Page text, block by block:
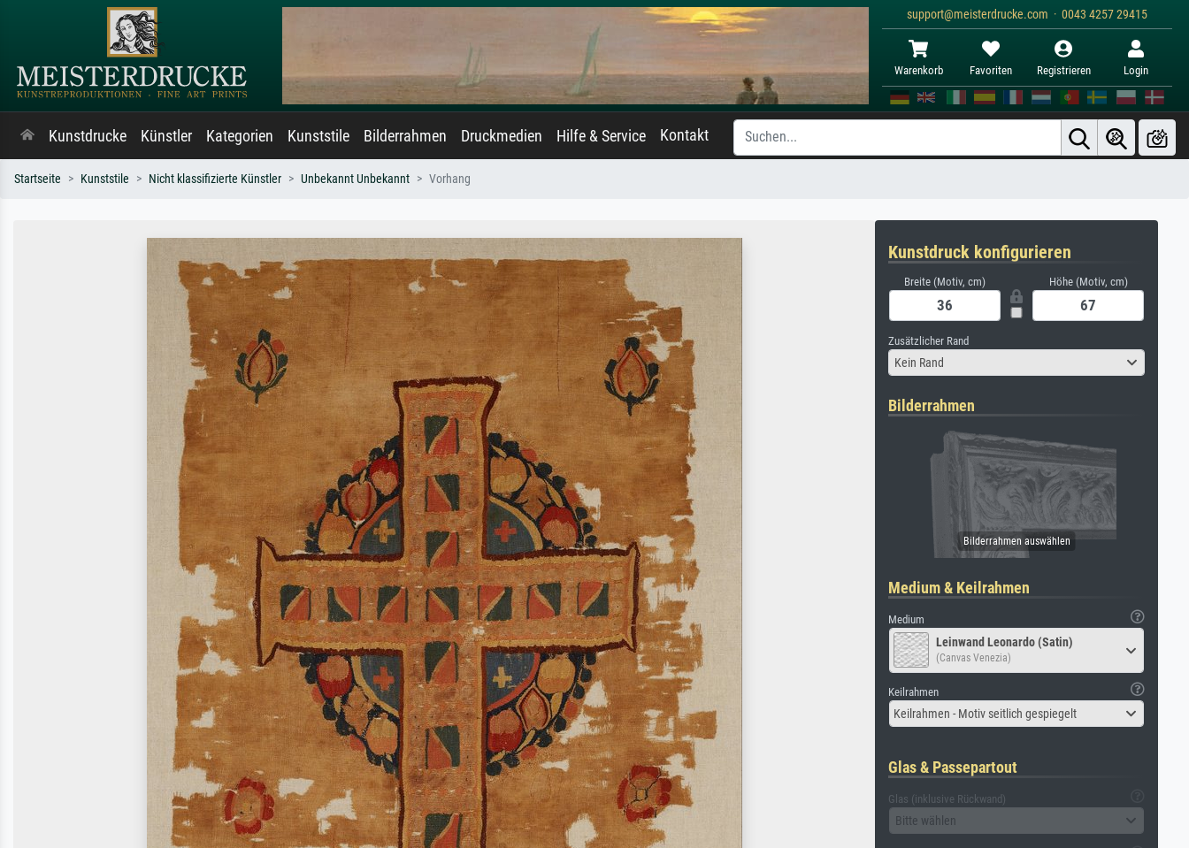
support@meisterdrucke.com · 0043 4257 29415
Warenkorb Favoriten Registrieren Login
Kunstdrucke Künstler Kategorien Kunststile Bilderrahmen Druckmedien Hilfe & Service Kontakt
Startseite Kunststile Nicht klassifizierte Künstler Unbekannt Unbekannt Vorhang
Kunstdruck konfigurieren
Breite (Motiv, cm) Höhe (Motiv, cm)
Zusätzlicher Rand
Kein Rand
Bilderrahmen
Medium & Keilrahmen
Medium
Leinwand Leonardo (Satin)
(Canvas Venezia)
Keilrahmen
Keilrahmen - Motiv seitlich gespiegelt
Glas & Passepartout
Glas (inklusive Rückwand)
Bitte wählen